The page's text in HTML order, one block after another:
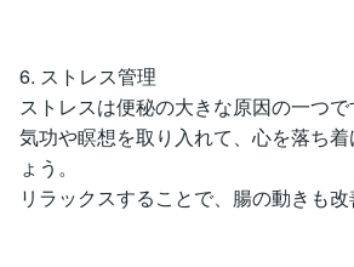
6. ストレス管理
ストレスは便秘の大きな原因の一つで
気功や瞑想を取り入れて、心を落ち
ょう。
リラックスすることで、腸の動きも改